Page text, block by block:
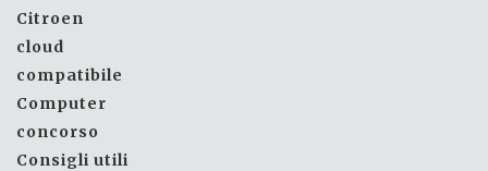
Citroen
cloud
compatibile
Computer
concorso
Consigli utili